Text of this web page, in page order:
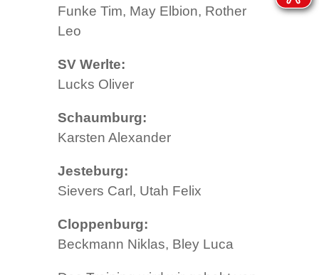
Funke Tim, May Elbion, Rother
Leo
SV Werlte:
Lucks Oliver
Schaumburg:
Karsten Alexander
Jesteburg:
Sievers Carl, Utah Felix
Cloppenburg:
Beckmann Niklas, Bley Luca